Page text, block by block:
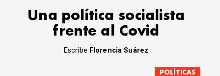
Una política socialista
frente al Covid
Escribe Florencia Suárez
POLÍTICAS